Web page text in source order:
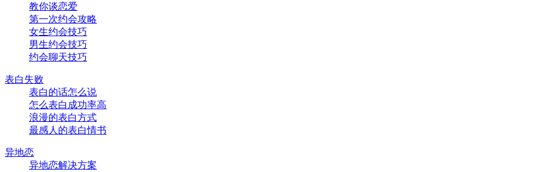
教你谈恋爱
第一次约会攻略
女生约会技巧
男生约会技巧
约会聊天技巧
表白失败
表白的话怎么说
怎么表白成功率高
浪漫的表白方式
最感人的表白情书
异地恋
异地恋解决方案